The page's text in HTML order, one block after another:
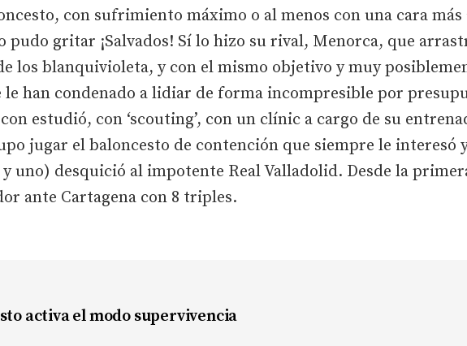
con sufrimiento máximo o al menos con una cara
pudo gritar ¡Salvados! Sí lo hizo su rival, Menorca, que
los blanquivioleta, y con el mismo objetivo y muy
le han condenado a lidiar de forma incompresible por
estudió, con ‘scouting’, con un clínic a cargo de su
jugar el baloncesto de contención que siempre le interesó
uno) desquició al impotente Real Valladolid. Desde la
ante Cartagena con 8 triples.
activa el modo supervivencia